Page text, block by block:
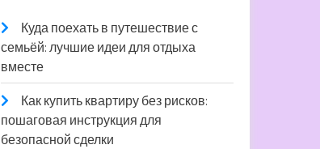
Куда поехать в путешествие с
семьёй: лучшие идеи для отдыха
вместе
Как купить квартиру без рисков:
пошаговая инструкция для
безопасной сделки